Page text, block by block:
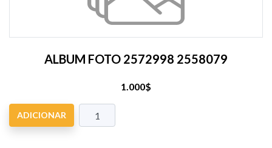
ALBUM FOTO 2572998 2558079
1.000$
ADICIONAR